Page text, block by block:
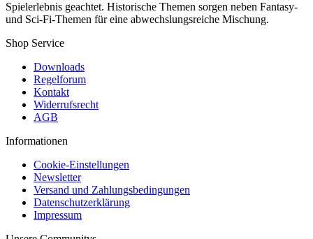
Spielerlebnis geachtet. Historische Themen sorgen neben Fantasy-
und Sci-Fi-Themen für eine abwechslungsreiche Mischung.
Shop Service
Downloads
Regelforum
Kontakt
Widerrufsrecht
AGB
Informationen
Cookie-Einstellungen
Newsletter
Versand und Zahlungsbedingungen
Datenschutzerklärung
Impressum